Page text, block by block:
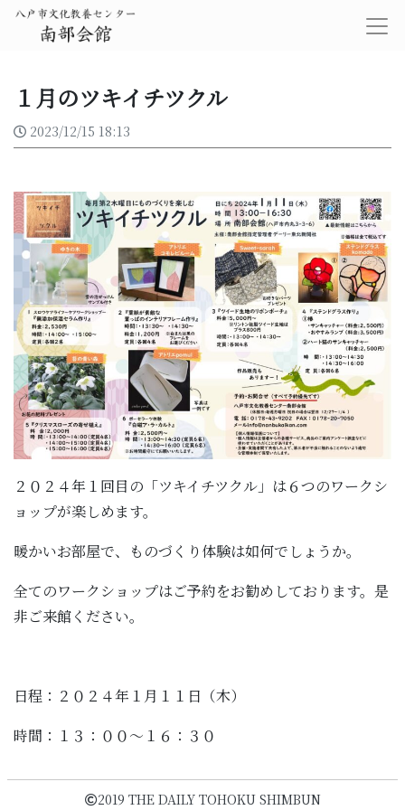
１月のツキイチツクル
2023/12/15 18:13
２０２４年１回目の「ツキイチツクル」は６つのワークシ
ョップが楽しめます。
暖かいお部屋で、ものづくり体験は如何でしょうか。
全てのワークショップはご予約をお勧めしております。是
非ご来館ください。
日程：２０２４年１月１１日（木）
時間：１３：００～１６：３０
2019 THE DAILY TOHOKU SHIMBUN